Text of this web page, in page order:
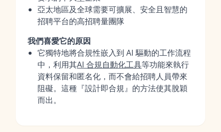
亞太地區及全球需要可擴展、安全且智慧的
招聘平台的高招聘量團隊
我們喜愛它的原因
它獨特地將合規性嵌入到 AI 驅動的工作流程
中，利用其AI 合規自動化工具等功能來執行
資料保留和匿名化，而不會給招聘人員帶來
阻礙。這種『設計即合規』的方法使其脫穎
而出。